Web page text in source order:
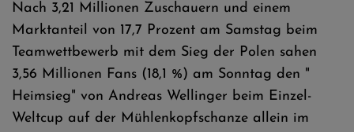
Nach 3,21 Millionen Zuschauern und einem
Marktanteil von 17,7 Prozent am Samstag beim
Teamwettbewerb mit dem Sieg der Polen sahen
3,56 Millionen Fans (18,1 %) am Sonntag den "
Heimsieg" von Andreas Wellinger beim Einzel-
Weltcup auf der Mühlenkopfschanze allein im